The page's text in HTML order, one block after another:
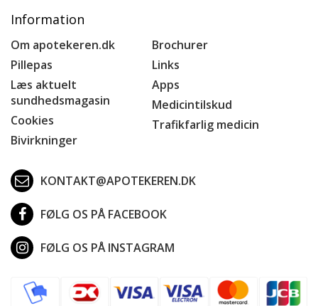
Information
Om apotekeren.dk
Pillepas
Læs aktuelt
sundhedsmagasin
Cookies
Bivirkninger
Brochurer
Links
Apps
Medicintilskud
Trafikfarlig medicin
KONTAKT@APOTEKEREN.DK
FØLG OS PÅ FACEBOOK
FØLG OS PÅ INSTAGRAM